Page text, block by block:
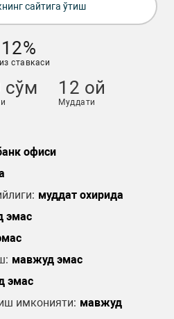
сайтига ўтиш
12%
ставкаси
сўм 12 ой
Муддати
офиси
муддат охирида
эмас
мавжуд эмас
эмас
имконияти: мавжуд